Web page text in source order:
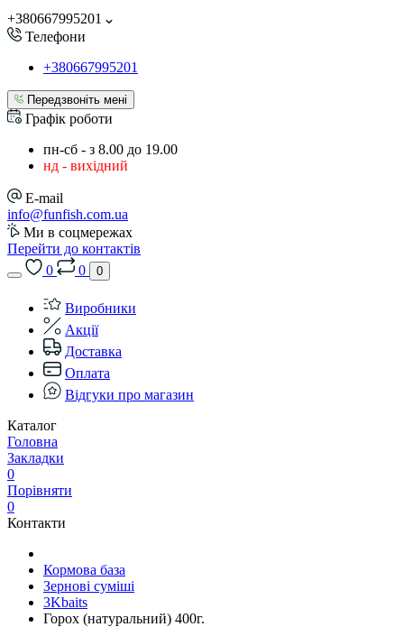
+380667995201
Телефони
+380667995201
Передзвоніть мені
Графік роботи
пн-сб - з 8.00 до 19.00
нд - вихідний
E-mail
info@funfish.com.ua
Ми в соцмережах
Перейти до контактів
0
0 0
Виробники
Акції
Доставка
Оплата
Відгуки про магазин
Каталог
Головна
Закладки
0
Порівняти
0
Контакти
Кормова база
Зернові суміші
3Kbaits
Горох (натуральний) 400г.